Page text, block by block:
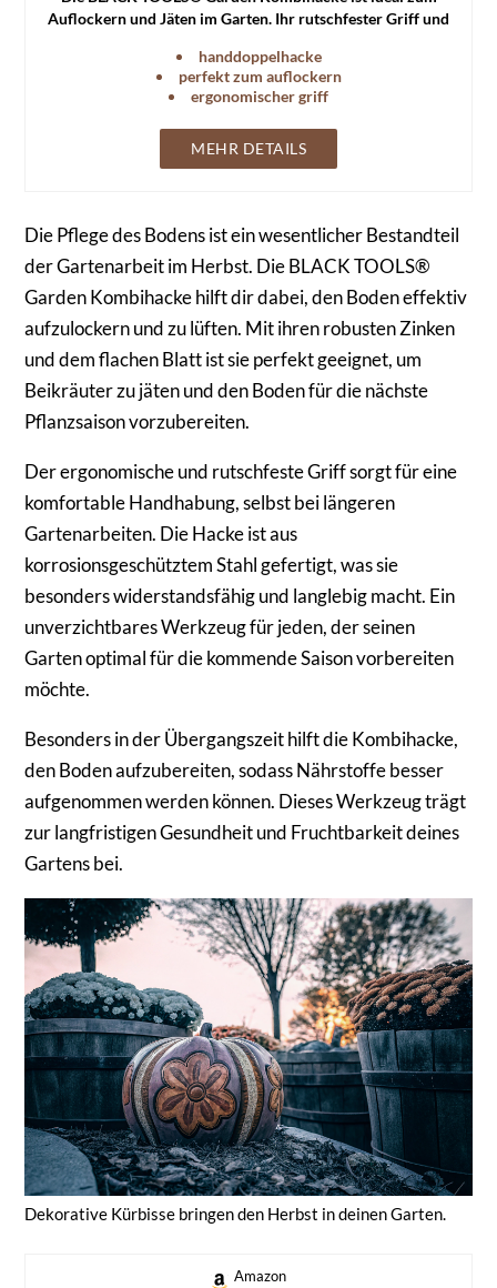
Auflockern und Jäten im Garten. Ihr rutschfester Griff und
und komfortabel.
handdoppelhacke
perfekt zum auflockern
ergonomischer griff
MEHR DETAILS
Die Pflege des Bodens ist ein wesentlicher Bestandteil
der Gartenarbeit im Herbst. Die BLACK TOOLS®
Garden Kombihacke hilft dir dabei, den Boden effektiv
aufzulockern und zu lüften. Mit ihren robusten Zinken
und dem flachen Blatt ist sie perfekt geeignet, um
Beikräuter zu jäten und den Boden für die nächste
Pflanzsaison vorzubereiten.
Der ergonomische und rutschfeste Griff sorgt für eine
komfortable Handhabung, selbst bei längeren
Gartenarbeiten. Die Hacke ist aus
korrosionsgeschütztem Stahl gefertigt, was sie
besonders widerstandsfähig und langlebig macht. Ein
unverzichtbares Werkzeug für jeden, der seinen
Garten optimal für die kommende Saison vorbereiten
möchte.
Besonders in der Übergangszeit hilft die Kombihacke,
den Boden aufzubereiten, sodass Nährstoffe besser
aufgenommen werden können. Dieses Werkzeug trägt
zur langfristigen Gesundheit und Fruchtbarkeit deines
Gartens bei.
Dekorative Kürbisse bringen den Herbst in deinen Garten.
Amazon